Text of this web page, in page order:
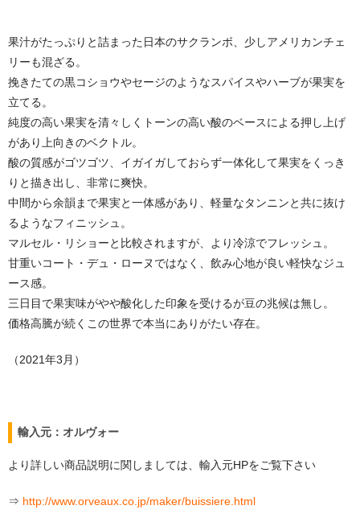
果汁がたっぷりと詰まった日本のサクランボ、少しアメリカンチェ
リーも混ざる。
挽きたての黒コショウやセージのようなスパイスやハーブが果実を
立てる。
純度の高い果実を清々しくトーンの高い酸のベースによる押し上げ
があり上向きのベクトル。
酸の質感がゴツゴツ、イガイガしておらず一体化して果実をくっき
りと描き出し、非常に爽快。
中間から余韻まで果実と一体感があり、軽量なタンニンと共に抜け
るようなフィニッシュ。
マルセル・リショーと比較されますが、より冷涼でフレッシュ。
甘重いコート・デュ・ローヌではなく、飲み心地が良い軽快なジュ
ース感。
三日目で果実味がやや酸化した印象を受けるが豆の兆候は無し。
価格高騰が続くこの世界で本当にありがたい存在。
（2021年3月）
輸入元：オルヴォー
より詳しい商品説明に関しましては、輸入元HPをご覧下さい
⇒ http://www.orveaux.co.jp/maker/buissiere.html